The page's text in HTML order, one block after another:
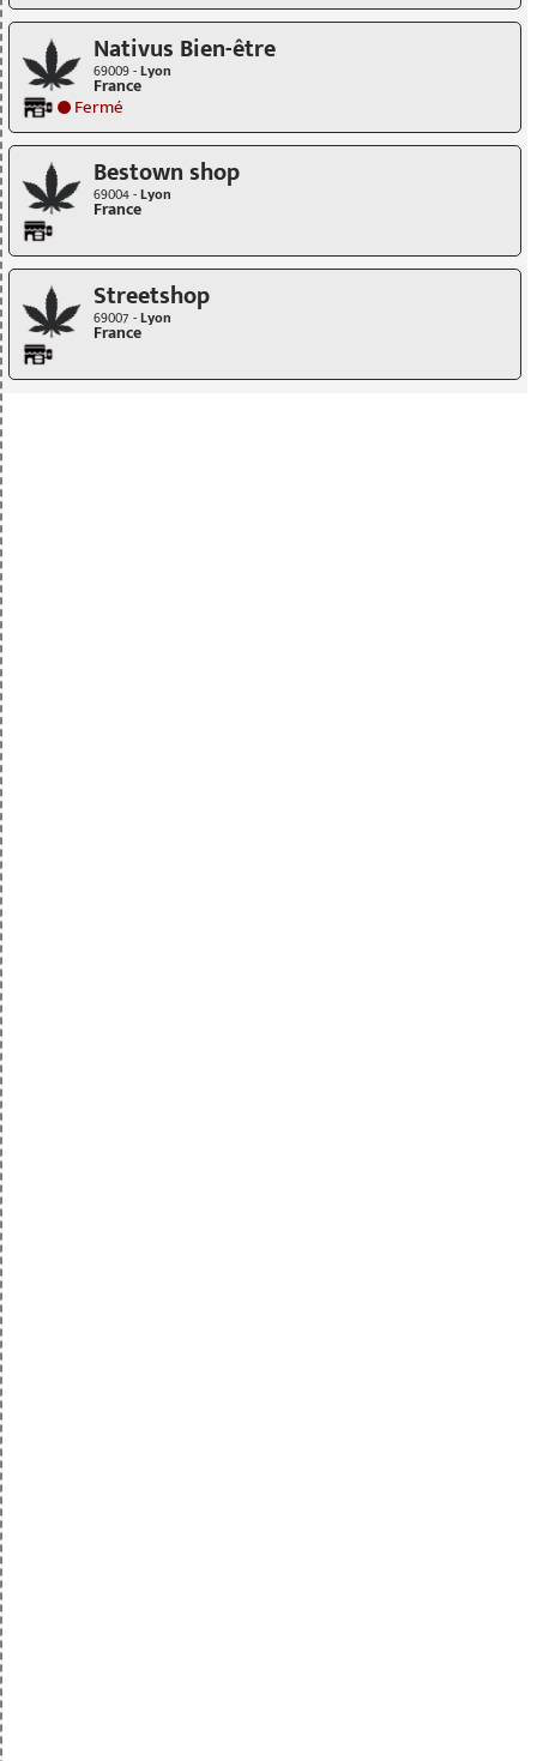
Nativus Bien-être
69009 -Lyon
France
Fermé
Bestown shop
69004 -Lyon
France
Streetshop
69007 -Lyon
France